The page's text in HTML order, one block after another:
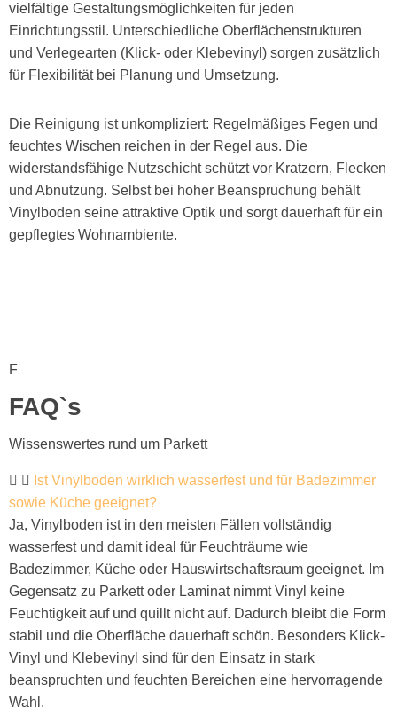
vielfältige Gestaltungsmöglichkeiten für jeden
Einrichtungsstil. Unterschiedliche Oberflächenstrukturen
und Verlegearten (Klick- oder Klebevinyl) sorgen zusätzlich
für Flexibilität bei Planung und Umsetzung.
Die Reinigung ist unkompliziert: Regelmäßiges Fegen und
feuchtes Wischen reichen in der Regel aus. Die
widerstandsfähige Nutzschicht schützt vor Kratzern, Flecken
und Abnutzung. Selbst bei hoher Beanspruchung behält
Vinylboden seine attraktive Optik und sorgt dauerhaft für ein
gepflegtes Wohnambiente.
F
FAQ`s
Wissenswertes rund um Parkett
Ist Vinylboden wirklich wasserfest und für Badezimmer
sowie Küche geeignet?
Ja, Vinylboden ist in den meisten Fällen vollständig
wasserfest und damit ideal für Feuchträume wie
Badezimmer, Küche oder Hauswirtschaftsraum geeignet. Im
Gegensatz zu Parkett oder Laminat nimmt Vinyl keine
Feuchtigkeit auf und quillt nicht auf. Dadurch bleibt die Form
stabil und die Oberfläche dauerhaft schön. Besonders Klick-
Vinyl und Klebevinyl sind für den Einsatz in stark
beanspruchten und feuchten Bereichen eine hervorragende
Wahl.